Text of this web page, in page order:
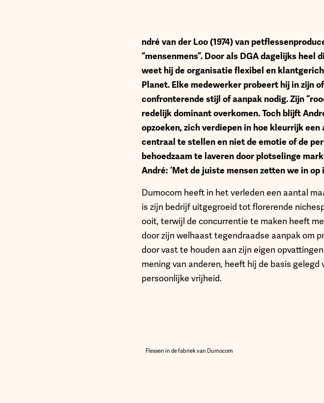
ndré van der Loo (1974) van
“mensenmens”. Door als DGA dagelijks
weet hij de organisatie flexibel en
Planet. Elke medewerker probeert hij in zijn
confronterende stijl of aanpak nodig. Zijn
redelijk dominant overkomen. Toch blijft
opzoeken, zich verdiepen in hoe kleurrijk
centraal te stellen en niet de emotie of de
behoedzaam te laveren door plotselinge
André: ‘Met de juiste mensen zetten we in op
Dumocom heeft in het verleden een aantal
is zijn bedrijf uitgegroeid tot florerende
ooit, terwijl de concurrentie te maken heeft
door zijn welhaast tegendraadse aanpak om
door vast te houden aan zijn eigen
mening van anderen, heeft hij de basis
persoonlijke vrijheid.
Flessen in de fabriek van Dumocom